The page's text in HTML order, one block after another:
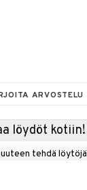
ARVOSTELU
löydöt kotiin!
tehdä